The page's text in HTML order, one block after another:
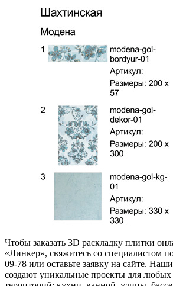
Чтобы заказать 3D раскладку плитки
«Линкер», свяжитесь со специалистом
09-78 или оставьте заявку на сайте.
создают уникальные проекты для